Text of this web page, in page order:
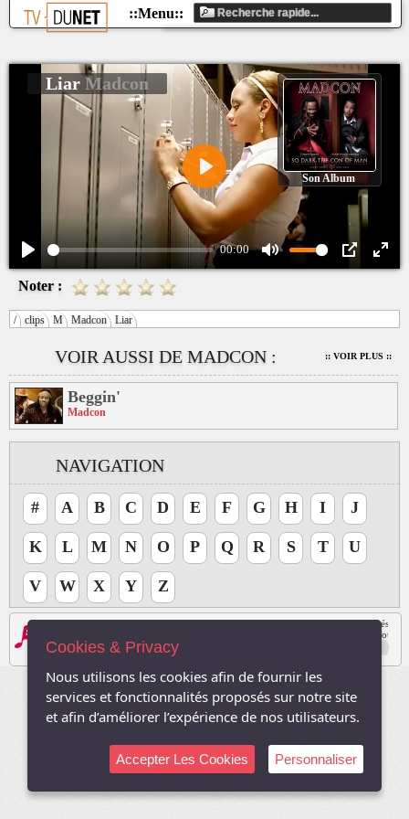
Play
00:00
Mute PIP
Play
Liar Madcon
Son Album
/ clips M Madcon Liar
VOIR AUSSI DE MADCON : :: VOIR PLUS ::
Beggin'
Madcon
NAVIGATION
# A B C D E F G H I J
K L M N O P Q R S T U
V W X Y Z
Noter :
Les logos, Media , marques, et iconographies relatifs à toutes autres sociétés,
Le site respecte le droit d'auteur. Tous les droits des auteurs des oeuvres
Sauf autorisation, toute utilisation des oeuvres autres que la reproduction et la
2003-2026, TVDuNet.com -
Cookies & Privacy
Nous utilisons les cookies afin de fournir les
services et fonctionnalités proposés sur notre site
et afin d’améliorer l’expérience de nos utilisateurs.
Accepter Les Cookies Personnaliser